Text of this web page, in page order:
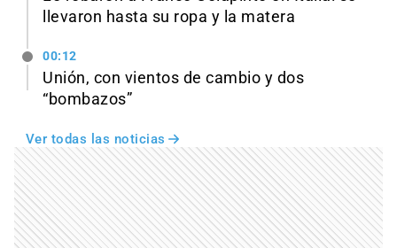
llevaron hasta su ropa y la matera
00:12
Unión, con vientos de cambio y dos
“bombazos”
Ver todas las noticias